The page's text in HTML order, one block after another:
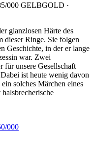
000 GELBGOLD ·
glanzlosen Härte des
dieser Ringe. Sie folgen
Geschichte, in der er lange
war. Zwei
für unsere Gesellschaft
ist heute wenig davon
solches Märchen eines
000